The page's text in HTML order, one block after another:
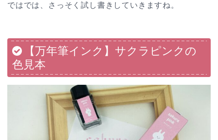
ではでは、さっそく試し書きしていきますね。
【万年筆インク】サクラピンクの
色見本